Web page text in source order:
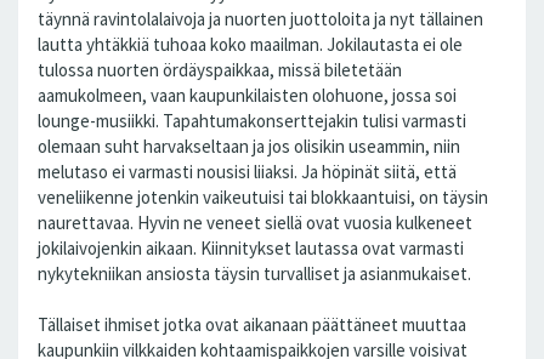
täynnä ravintolalaivoja ja nuorten juottoloita ja nyt tällainen
lautta yhtäkkiä tuhoaa koko maailman. Jokilautasta ei ole
tulossa nuorten ördäyspaikkaa, missä biletetään
aamukolmeen, vaan kaupunkilaisten olohuone, jossa soi
lounge-musiikki. Tapahtumakonserttejakin tulisi varmasti
olemaan suht harvakseltaan ja jos olisikin useammin, niin
melutaso ei varmasti nousisi liiaksi. Ja höpinät siitä, että
veneliikenne jotenkin vaikeutuisi tai blokkaantuisi, on täysin
naurettavaa. Hyvin ne veneet siellä ovat vuosia kulkeneet
jokilaivojenkin aikaan. Kiinnitykset lautassa ovat varmasti
nykytekniikan ansiosta täysin turvalliset ja asianmukaiset.
Tällaiset ihmiset jotka ovat aikanaan päättäneet muuttaa
kaupunkiin vilkkaiden kohtaamispaikkojen varsille voisivat